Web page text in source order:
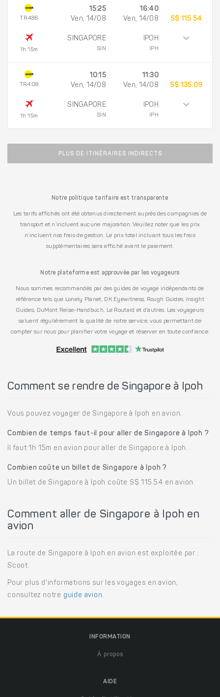
TR486
1h 15m
15:25
Ven, 14/08
SINGAPORE
SIN
16:40
Ven, 14/08
IPOH
IPH
S$ 115.54
TR408
1h 15m
10:15
Ven, 14/08
SINGAPORE
SIN
11:30
Ven, 14/08
IPOH
IPH
S$ 135.09
PLUS DE ITINÉRAIRES INDIRECTS
Notre politique tarifaire est transparente
Les tarifs affichés ont été obtenus directement auprès des compagnies de
transport et n’incluent aucune majoration. Veuillez noter que les prix
n’incluent nos frais de gestion. Le prix total incluant tous les frais
supplémentaires sera affiché avant le paiement.
Notre plateforme est approuvée par les voyageurs
Nous sommes recommandés par des guides de voyage indépendants de
référence tels que Lonely Planet, DK Eyewitness, Rough Guides, Insight
Guides, DuMont Reise-Handbuch, Le Routard et d’autres. Les voyageurs
saluent régulièrement la qualité de notre service, vous permettant de
compter sur nous pour planifier votre voyage et réserver en toute confiance.
Comment se rendre de Singapore à Ipoh
Vous pouvez voyager de Singapore à Ipoh en avion.
Combien de temps faut-il pour aller de Singapore à Ipoh ?
Il faut 1h 15m en avion pour aller de Singapore à Ipoh.
Combien coûte un billet de Singapore à Ipoh ?
Un billet de Singapore à Ipoh coûte S$ 115.54 en avion.
Comment aller de Singapore à Ipoh en
avion
La route de Singapore à Ipoh en avion est exploitée par :
Scoot.
Pour plus d'informations sur les voyages en avion,
consultez notre guide avion .
INFORMATION
À propos
AIDE